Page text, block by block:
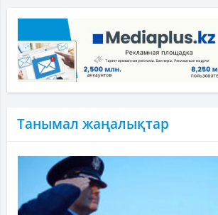
Танымал жаңалықтар